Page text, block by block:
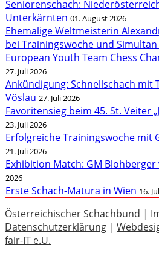
Seniorenschach:
Unterkärnten 01. August 2026
Ehemalige Weltmeisterin
bei Trainingswoche und
European Youth Team Chess
27. Juli 2026
Ankündigung: Schnellschach mit
Vöslau 27. Juli 2026
Favoritensieg beim 45. St. Veiter
23. Juli 2026
Erfolgreiche Trainingswoche mit
21. Juli 2026
Exhibition Match: GM Blohberger
2026
Erste Schach-Matura in Wien 16.
Österreichischer Schachbund |
Datenschutzerklärung |
fair-IT e.U.